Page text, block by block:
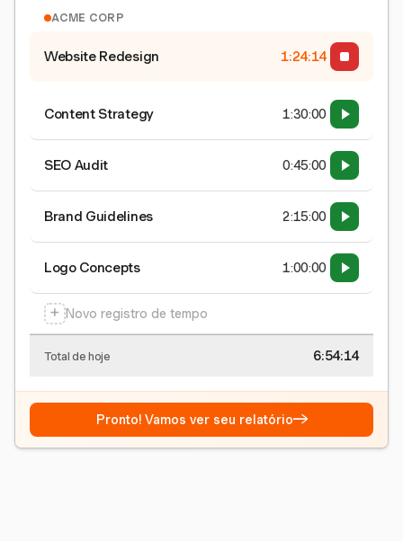
ACME CORP
Website Redesign 1:24:15
Content Strategy 1:30:00
SEO Audit 0:45:00
Brand Guidelines 2:15:00
Logo Concepts 1:00:00
+ Novo registro de tempo
Total de hoje 6:54:15
Pronto! Vamos ver seu relatório→